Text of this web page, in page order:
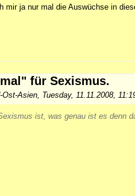
mir ja nur mal die Auswüchse in
für Sexismus.
Ost-Asien Tuesday, 11.11.2008,
ist, was genau ist es denn